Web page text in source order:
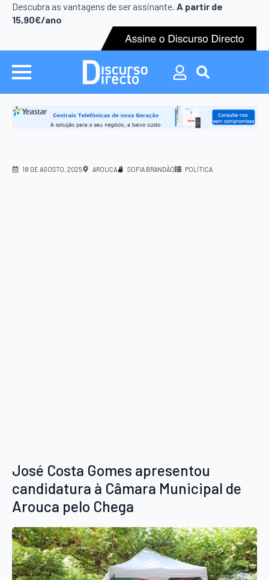
Descubra as vantagens de ser assinante. A partir de
15,90€/ano
Search
for:
Search
18 DE AGOSTO, 2025 AROUCA SOFIA BRANDÃO POLÍTICA
José Costa Gomes apresentou
candidatura à Câmara Municipal de
Arouca pelo Chega